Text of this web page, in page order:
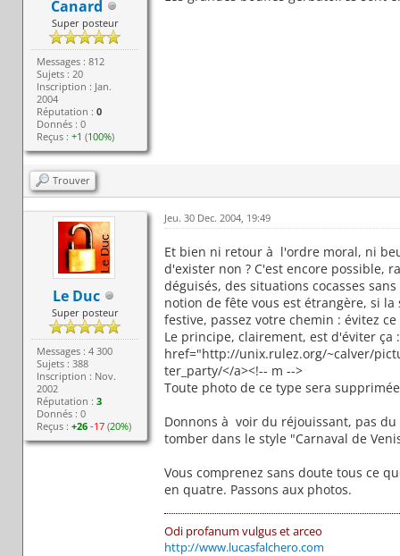
Canard
Super posteur
Messages : 812
Sujets : 20
Inscription : Jan.
2004
Réputation :0
Donnés : 0
Reçus :+1 (100%)
Trouver
Le Duc
Super posteur
Messages : 4 300
Sujets : 388
Inscription : Nov.
2002
Réputation :3
Donnés : 0
Reçus :+26 -17 (20%)
Jeu. 30 Dec. 2004, 19:49
Et bien ni retour à l'ordre moral, ni
d'exister non ? C'est encore possible,
déguisés, des situations cocasses
notion de fête vous est étrangère, si
festive, passez votre chemin : évitez
Le principe, clairement, est d'éviter ça
href="http://unix.rulez.org/~calver/
ter_party/</a><!-- m -->
Toute photo de ce type sera
Donnons à voir du réjouissant, pas
tomber dans le style "Carnaval de
Vous comprenez sans doute tous ce
en quatre. Passons aux photos.
Odi profanum vulgus et arceo
http://www.lucasfalchero.com